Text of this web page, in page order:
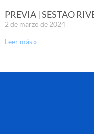
PREVIA | SESTAO
2 de marzo de 2024
Leer más »